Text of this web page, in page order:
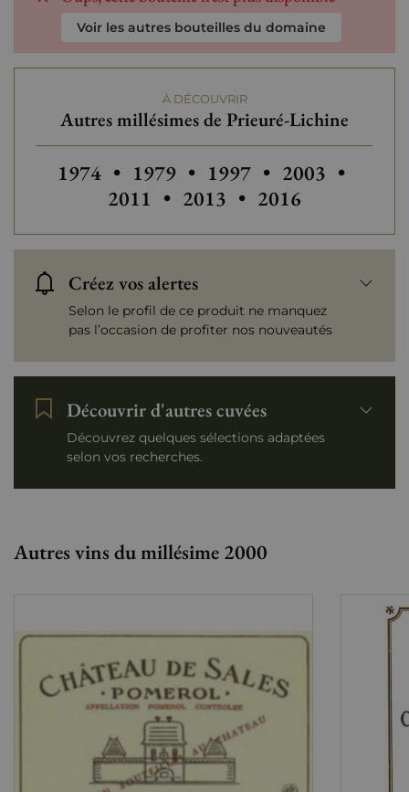
Voir les autres bouteilles du domaine
À DÉCOUVRIR
Autres millésimes de Prieuré-Lichine
Autres millésimes de Prieuré-Lichine
1974 • Autres millésimes de Prieuré-
1979 • Autres millésimes de
1997 • Autres
2003 •
2011 • Autres millésimes de
2013 • Autres
2016
Créez vos alertes
Selon le profil de ce produit ne manquez
pas l’occasion de profiter nos nouveautés
Découvrir d'autres cuvées
Découvrez quelques sélections adaptées
selon vos recherches.
Autres vins du millésime 2000